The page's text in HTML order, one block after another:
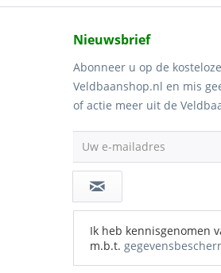
Nieuwsbrief
Abonneer u op de
Veldbaanshop.nl en mis
of actie meer uit de
Uw e-mailadres
Ik heb kennisgenomen
m.b.t.